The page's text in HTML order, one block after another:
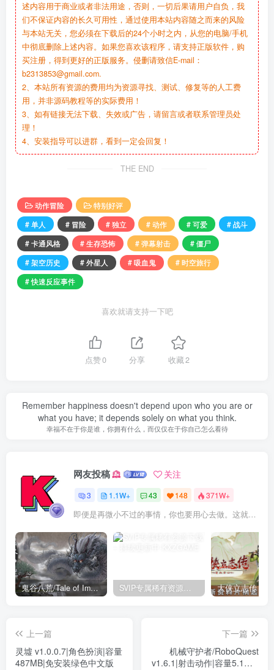
述内容用于商业或者非法用途，否则，一切后果请用户自负，我
们不保证内容的长久可用性，通过使用本站内容随之而来的风险
与本站无关，您必须在下载后的24个小时之内，从您的电脑/手机
中彻底删除上述内容。如果您喜欢该程序，请支持正版软件，购
买注册，得到更好的正版服务。侵删请致信E-mail：
b2313853@gmail.com.
2、本站所有资源的费用均为资源寻找、测试、修复等的人工费
用，并非源码教程等的实际费用！
3、如有链接无法下载、失效或广告，请留言或者联系管理员处
理！
4、安装指导可以进群，看到一定会回复！
THE END
动作冒险
特别好评
# 单人
# 冒险 # 独立 # 动作 # 可爱
# 战斗
# 卡通风格
# 生存恐怖 # 弹幕射击
# 僵尸
# 架空历史
# 外星人 # 吸血鬼
# 时空旅行
# 快速反应事件
喜欢就请支持一下吧
点赞0 分享 收藏2
Remember happiness doesn't depend upon who you are or
what you have; it depends solely on what you think.
幸福不在于你是谁，你拥有什么，而仅仅在于你自己怎么看待
网友投稿 关注
3 1.1W+ 43 148 371W+
即便是再微小不过的事情，你也要用心去做。这就是成功的秘密
鬼谷八荒/Tale of Immortal v1.2.105.259|角色扮演|容量27.4GB|免安装绿色中文版 SVIP专属稀有资源下载 – 持续更新中
上一篇
灵墟 v1.0.0.7|角色扮演|容量
487MB|免安装绿色中文版
下一篇
机械守护者/RoboQuest
v1.6.1|射击动作|容量5.1GB|